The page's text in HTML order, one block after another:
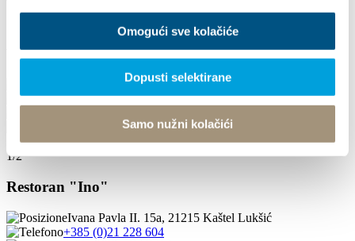
Omogući sve kolačiće
Dopusti selektirane
Samo nužni kolačići
VINARIJA-KASTEL SIKULI
Put Bijaća 21216 Kastel Novi
+ 385 (0) 99 369 8101
1/2
Restoran "Ino"
Ivana Pavla II. 15a, 21215 Kaštel Lukšić
+385 (0)21 228 604